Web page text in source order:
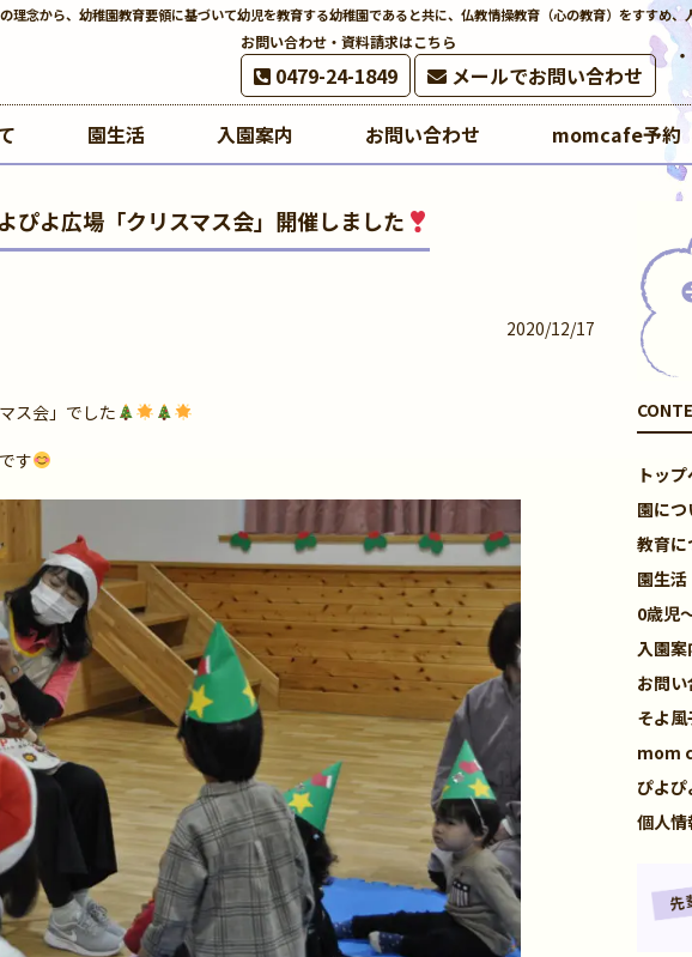
理念から、幼稚園教育要領に基づいて幼児を教育する幼稚園であると共に、仏教情操教育（心の教育）をすすめ、
お問い合わせ・資料請求はこちら
0479-24-1849 メールでお問い合わせ
園生活 入園案内 お問い合わせ momcafe予約
ぴよ広場「クリスマス会」開催しました
2020/12/17
ス会」でした
す
トッ
園につ
教育に
園生活
0歳児
入園案
お問
そよ
mom
ぴよ
個人